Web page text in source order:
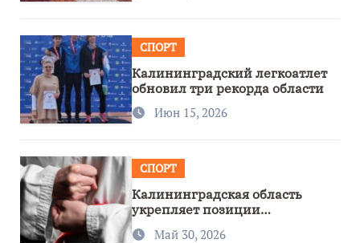
СПОРТ
Калининградский легкоатлет
обновил три рекорда области
Июн 15, 2026
СПОРТ
Калининградская область
укрепляет позиции
спортивного региона
Май 30, 2026